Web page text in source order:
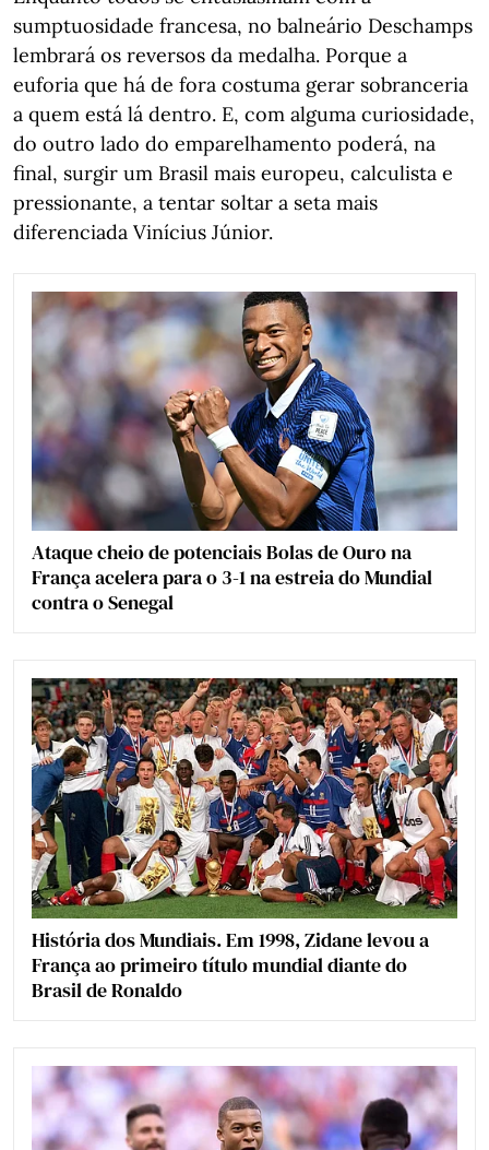
sumptuosidade francesa, no balneário Deschamps
lembrará os reversos da medalha. Porque a
euforia que há de fora costuma gerar sobranceria
a quem está lá dentro. E, com alguma curiosidade,
do outro lado do emparelhamento poderá, na
final, surgir um Brasil mais europeu, calculista e
pressionante, a tentar soltar a seta mais
diferenciada Vinícius Júnior.
Ataque cheio de potenciais Bolas de Ouro na
França acelera para o 3-1 na estreia do Mundial
contra o Senegal
História dos Mundiais. Em 1998, Zidane levou a
França ao primeiro título mundial diante do
Brasil de Ronaldo